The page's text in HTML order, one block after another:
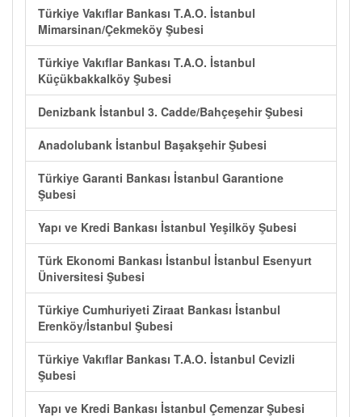
Türkiye Vakıflar Bankası T.A.O. İstanbul
Mimarsinan/Çekmeköy Şubesi
Türkiye Vakıflar Bankası T.A.O. İstanbul
Küçükbakkalköy Şubesi
Denizbank İstanbul 3. Cadde/Bahçeşehir Şubesi
Anadolubank İstanbul Başakşehir Şubesi
Türkiye Garanti Bankası İstanbul Garantione
Şubesi
Yapı ve Kredi Bankası İstanbul Yeşilköy Şubesi
Türk Ekonomi Bankası İstanbul İstanbul Esenyurt
Üniversitesi Şubesi
Türkiye Cumhuriyeti Ziraat Bankası İstanbul
Erenköy/İstanbul Şubesi
Türkiye Vakıflar Bankası T.A.O. İstanbul Cevizli
Şubesi
Yapı ve Kredi Bankası İstanbul Çemenzar Şubesi